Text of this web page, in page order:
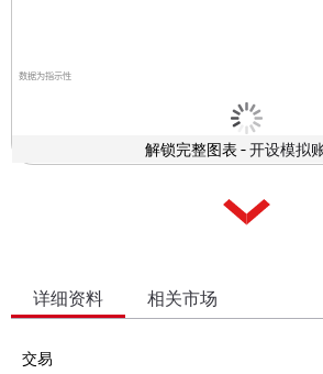
数据为指示性
解锁完整图表 -
详细资料 相关市场